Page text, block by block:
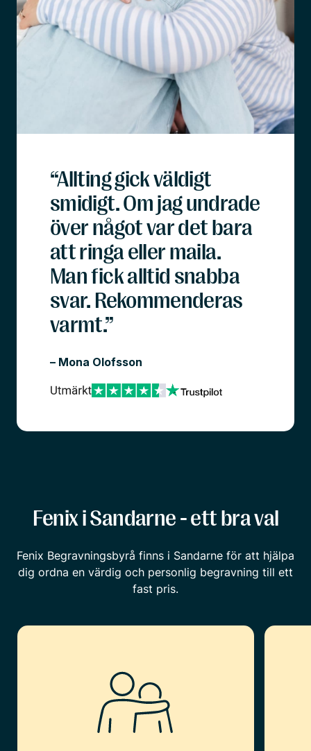
“Allting gick väldigt
smidigt. Om jag undrade
över något var det bara
att ringa eller maila.
Man fick alltid snabba
svar. Rekommenderas
varmt.”
– Mona Olofsson
Fenix i Sandarne - ett bra val
Fenix Begravningsbyrå finns i Sandarne för att hjälpa
dig ordna en värdig och personlig begravning till ett
fast pris.